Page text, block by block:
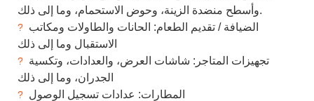
وأسطح منضدة الزينة، وحوض الاستحمام، وما إلى ذلك.
?
الاستقبال وما إلى ذلك
?
الجدران، وما إلى ذلك
? المطارات: عدادات تسجيل الوصول